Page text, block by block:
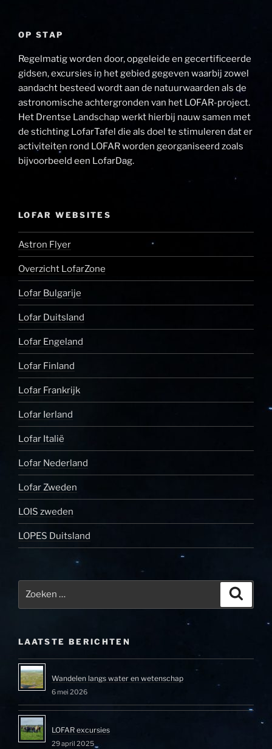
OP STAP
Regelmatig worden door, opgeleide en gecertificeerde
gidsen, excursies in het gebied gegeven waarbij zowel
aandacht besteed wordt aan de natuurwaarden als de
astronomische achtergronden van het LOFAR-project.
Het Drentse Landschap werkt hierbij nauw samen met
de stichting LofarTafel die als doel te stimuleren dat er
activiteiten rond LOFAR worden georganiseerd zoals
bijvoorbeeld een LofarDag.
LOFAR WEBSITES
Astron Flyer
Overzicht LofarZone
Lofar Bulgarije
Lofar Duitsland
Lofar Engeland
Lofar Finland
Lofar Frankrijk
Lofar Ierland
Lofar Italië
Lofar Nederland
Lofar Zweden
LOIS zweden
LOPES Duitsland
LAATSTE BERICHTEN
Wandelen langs water en wetenschap
6 mei 2026
LOFAR excursies
29 april 2025